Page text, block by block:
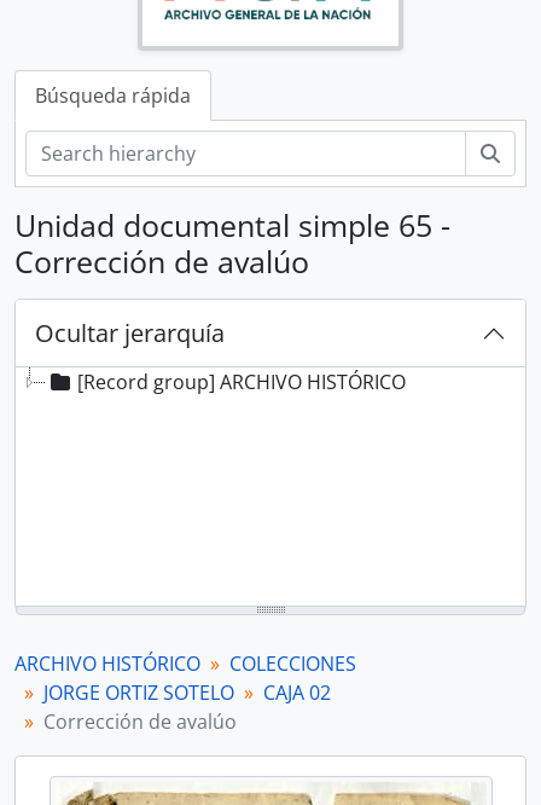
Búsqueda rápida
Unidad documental simple 65 -
Corrección de avalúo
Ocultar jerarquía
[Record group] ARCHIVO HISTÓRICO
ARCHIVO HISTÓRICO
COLECCIONES
JORGE ORTIZ SOTELO
CAJA 02
Corrección de avalúo